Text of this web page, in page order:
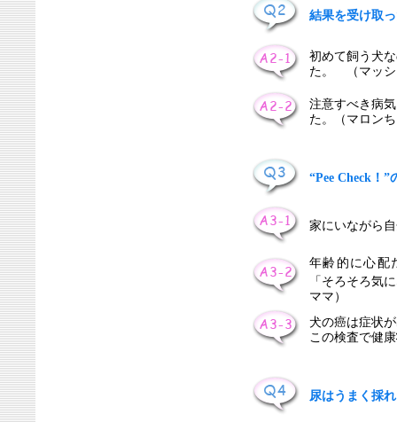
結果を受け取
初めて飼う犬
た。 （マッシ
注意すべき病
た。（マロン
“Pee Check！
家にいながら
年齢的に心配
「そろそろ気
ママ）
犬の癌は症状
この検査で健
尿はうまく採